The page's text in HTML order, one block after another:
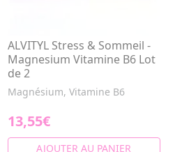
ALVITYL Stress & Sommeil -
Magnesium Vitamine B6 Lot
de 2
Magnésium, Vitamine B6
13,55€
AJOUTER AU PANIER